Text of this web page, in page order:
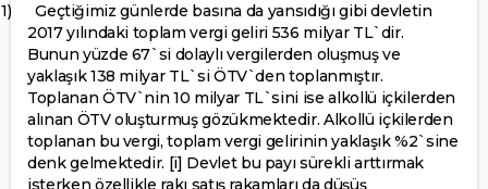
1)
Geçtiğimiz günlerde basına da yansıdığı gibi devletin
2017 yılındaki toplam vergi geliri 536 milyar TL`dir.
Bunun yüzde 67`si dolaylı vergilerden oluşmuş ve
yaklaşık 138 milyar TL`si ÖTV`den toplanmıştır.
Toplanan ÖTV`nin 10 milyar TL`sini ise alkollü içkilerden
alınan ÖTV oluşturmuş gözükmektedir. Alkollü içkilerden
toplanan bu vergi, toplam vergi gelirinin yaklaşık %2`sine
denk gelmektedir. [i] Devlet bu payı sürekli arttırmak